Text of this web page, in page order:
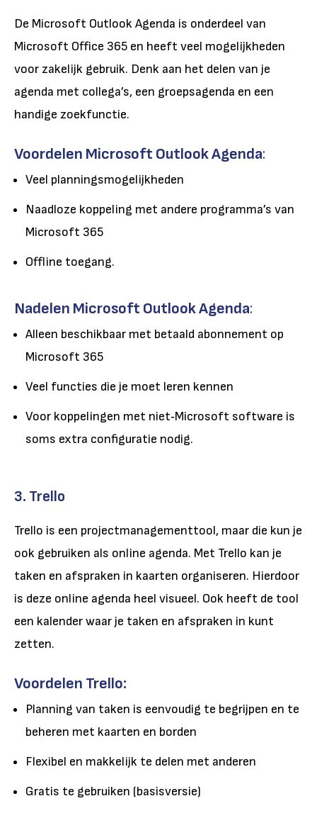
De Microsoft Outlook Agenda is onderdeel van
Microsoft Office 365 en heeft veel mogelijkheden
voor zakelijk gebruik. Denk aan het delen van je
agenda met collega’s, een groepsagenda en een
handige zoekfunctie.
Voordelen Microsoft Outlook Agenda:
Veel planningsmogelijkheden
Naadloze koppeling met andere programma’s van
Microsoft 365
Offline toegang.
Nadelen Microsoft Outlook Agenda:
Alleen beschikbaar met betaald abonnement op
Microsoft 365
Veel functies die je moet leren kennen
Voor koppelingen met niet‑Microsoft software is
soms extra configuratie nodig.
3. Trello
Trello is een projectmanagementtool, maar die kun je
ook gebruiken als online agenda. Met Trello kan je
taken en afspraken in kaarten organiseren. Hierdoor
is deze online agenda heel visueel. Ook heeft de tool
een kalender waar je taken en afspraken in kunt
zetten.
Voordelen Trello:
Planning van taken is eenvoudig te begrijpen en te
beheren met kaarten en borden
Flexibel en makkelijk te delen met anderen
Gratis te gebruiken (basisversie)